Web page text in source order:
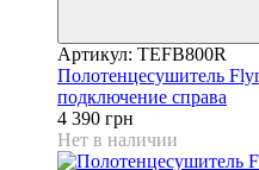
Артикул: TEFB800R
Полотенцесушитель
подключение справа
4 390 грн
Нет в наличии